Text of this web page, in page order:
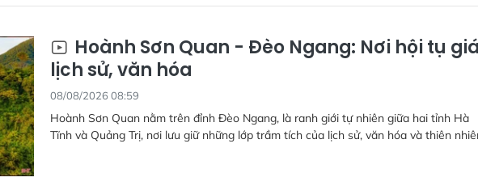
Hoành Sơn Quan - Đèo Ngang: Nơi hội tụ
lịch sử, văn hóa
08/08/2026 08:59
Hoành Sơn Quan nằm trên đỉnh Đèo Ngang, là ranh giới tự nhiên giữa hai tỉnh Hà
Tĩnh và Quảng Trị, nơi lưu giữ những lớp trầm tích của lịch sử, văn hóa và thiên